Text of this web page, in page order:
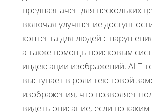
предназначен для нескольких
включая улучшение
контента для людей с
а также помощь поисковым
индексации изображений. ALT-
выступает в роли текстовой
изображения, что позволяет
видеть описание, если по